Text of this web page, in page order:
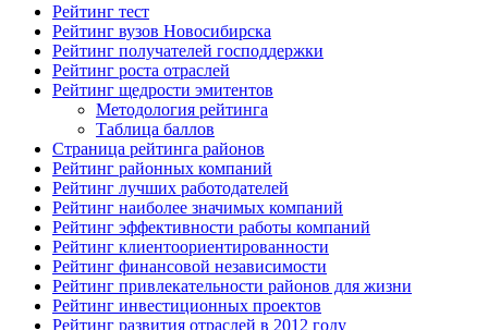
Рейтинг тест
Рейтинг вузов Новосибирска
Рейтинг получателей господдержки
Рейтинг роста отраслей
Рейтинг щедрости эмитентов
Методология рейтинга
Таблица баллов
Страница рейтинга районов
Рейтинг районных компаний
Рейтинг лучших работодателей
Рейтинг наиболее значимых компаний
Рейтинг эффективности работы компаний
Рейтинг клиентоориентированности
Рейтинг финансовой независимости
Рейтинг привлекательности районов для жизни
Рейтинг инвестиционных проектов
Рейтинг развития отраслей в 2012 году